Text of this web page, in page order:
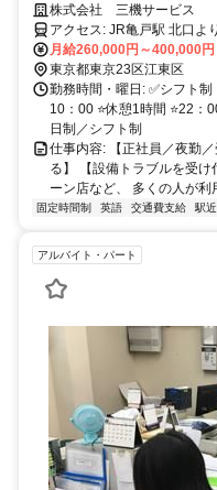
／完全週休二日制
株式会社 三機サービス
アクセス: JR亀戸駅 北
月給260,000円～400,000円
東京都東京23区江東区
勤務時間・曜日: ✅️シフト
10：00 ⭐️休憩1時間 ⭐️22：
日制／シフト制
仕事内容: 【正社員／夜勤
る】 【設備トラブルを受
ーン店など、 多くの人が
固定時間制 英語 交通費支給 駅
アルバイト・パート